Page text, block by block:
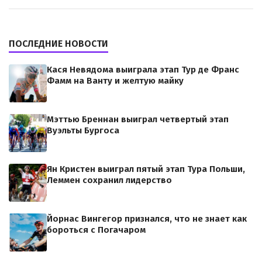
ПОСЛЕДНИЕ НОВОСТИ
Кася Невядома выиграла этап Тур де Франс
Фамм на Ванту и желтую майку
Мэттью Бреннан выиграл четвертый этап
Вуэльты Бургоса
Ян Кристен выиграл пятый этап Тура Польши,
Леммен сохранил лидерство
Йорнас Вингегор признался, что не знает как
бороться с Погачаром